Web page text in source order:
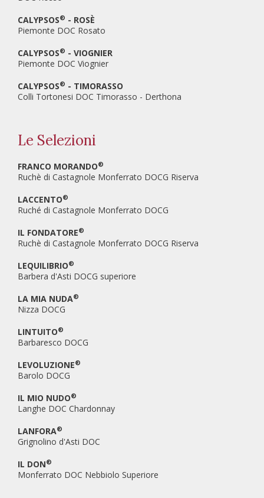
CALYPSOS® - ROSÈ
Piemonte DOC Rosato
CALYPSOS® - VIOGNIER
Piemonte DOC Viognier
CALYPSOS® - TIMORASSO
Colli Tortonesi DOC Timorasso - Derthona
Le Selezioni
FRANCO MORANDO®
Ruchè di Castagnole Monferrato DOCG Riserva
LACCENTO®
Ruché di Castagnole Monferrato DOCG
IL FONDATORE®
Ruchè di Castagnole Monferrato DOCG Riserva
LEQUILIBRIO®
Barbera d'Asti DOCG superiore
LA MIA NUDA®
Nizza DOCG
LINTUITO®
Barbaresco DOCG
LEVOLUZIONE®
Barolo DOCG
IL MIO NUDO®
Langhe DOC Chardonnay
LANFORA®
Grignolino d'Asti DOC
IL DON®
Monferrato DOC Nebbiolo Superiore